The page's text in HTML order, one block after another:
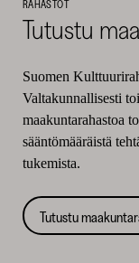
RAHASTOT
Tutustu
Suomen
Valtakunnallisesti
maakuntarahastoa
sääntömääräistä
tukemista.
Tutustu